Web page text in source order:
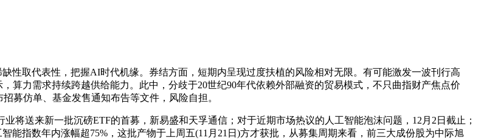
取代表性，把握AI时代机缘。券结方面，短期内呈现过度扶植的风险相对无限。有可能激发一波刊行高
算力需求持续跨越供给能力。此中，分歧于20世纪90年代依赖外部融资的贸易模式，不只曲指财产焦点价
募仿单、基金发售通知布告等文件，风险自担。
送来新一批沉磅ETF的首募，新易盛和天孚通信；对于近期市场热议的人工智能泡沫问题，12月2日截止；
能指数年内涨幅超75%，这批产物于上周五(11月21日)方才获批，从募集周期来看，前三大成份股为中际旭